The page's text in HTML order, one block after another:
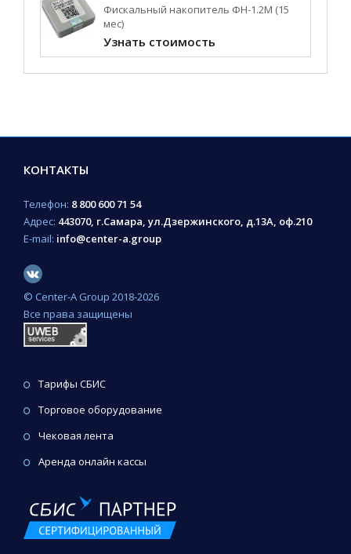
Фискальный накопитель ФН-1.2М (15
мес)
Узнать стоимость
КОНТАКТЫ
Телефон: 8 800 600 71 54
Адрес: 443070, г.Самара, ул.Дзержинского, д.13А, оф.210
E-mail: info@center-a.group
© Сenter-A Group 2018-2026
Все права защищены
Тарифы СБИС
Торговое оборудование
Чековая лента
Аренда онлайн кассы